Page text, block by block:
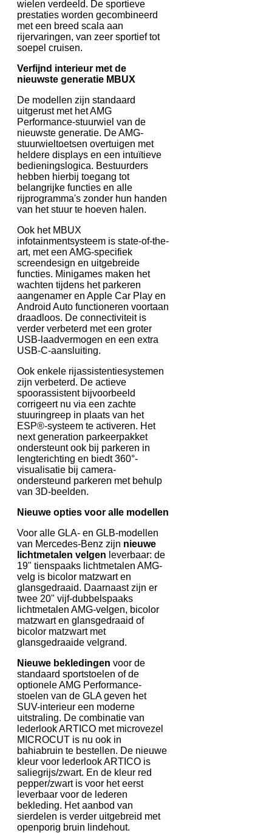
wielen verdeeld. De sportieve
prestaties worden gecombineerd
met een breed scala aan
rijervaringen, van zeer sportief tot
soepel cruisen.
Verfijnd interieur met de
nieuwste generatie MBUX
De modellen zijn standaard
uitgerust met het AMG
Performance-stuurwiel van de
nieuwste generatie. De AMG-
stuurwieltoetsen overtuigen met
heldere displays en een intuïtieve
bedieningslogica. Bestuurders
hebben hierbij toegang tot
belangrijke functies en alle
rijprogramma's zonder hun handen
van het stuur te hoeven halen.
Ook het MBUX
infotainmentsysteem is state-of-the-
art, met een AMG-specifiek
screendesign en uitgebreide
functies. Minigames maken het
wachten tijdens het parkeren
aangenamer en Apple Car Play en
Android Auto functioneren voortaan
draadloos. De connectiviteit is
verder verbeterd met een groter
USB-laadvermogen en een extra
USB-C-aansluiting.
Ook enkele rijassistentiesystemen
zijn verbeterd. De actieve
spoorassistent bijvoorbeeld
corrigeert nu via een zachte
stuuringreep in plaats van het
ESP®-systeem te activeren. Het
next generation parkeerpakket
ondersteunt ook bij parkeren in
lengterichting en biedt 360°-
visualisatie bij camera-
ondersteund parkeren met behulp
van 3D-beelden.
Nieuwe opties voor alle modellen
Voor alle GLA- en GLB-modellen
van Mercedes-Benz zijn nieuwe
lichtmetalen velgen leverbaar: de
19" tienspaaks lichtmetalen AMG-
velg is bicolor matzwart en
glansgedraaid. Daarnaast zijn er
twee 20" vijf-dubbelspaaks
lichtmetalen AMG-velgen, bicolor
matzwart en glansgedraaid of
bicolor matzwart met
glansgedraaide velgrand.
Nieuwe bekledingen voor de
standaard sportstoelen of de
optionele AMG Performance-
stoelen van de GLA geven het
SUV-interieur een moderne
uitstraling. De combinatie van
lederlook ARTICO met microvezel
MICROCUT is nu ook in
bahiabruin te bestellen. De nieuwe
kleur voor lederlook ARTICO is
saliegrijs/zwart. En de kleur red
pepper/zwart is voor het eerst
leverbaar voor de lederen
bekleding. Het aanbod van
sierdelen is verder uitgebreid met
openporig bruin lindehout.